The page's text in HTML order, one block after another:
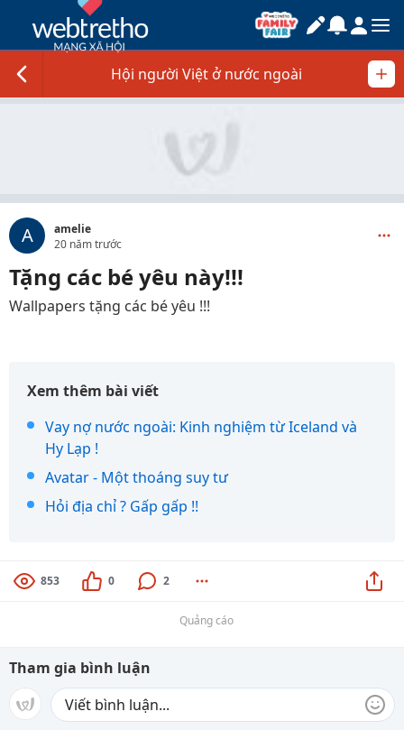
Hội người Việt ở nước ngoài
A
amelie
20 năm trước
Tặng các bé yêu này!!!
Wallpapers tặng các bé yêu !!!
Xem thêm bài viết
Vay nợ nước ngoài: Kinh nghiệm từ Iceland và
Hy Lạp !
Avatar - Một thoáng suy tư
Hỏi địa chỉ ? Gấp gấp !!
853 0 2
Quảng cáo
Tham gia bình luận